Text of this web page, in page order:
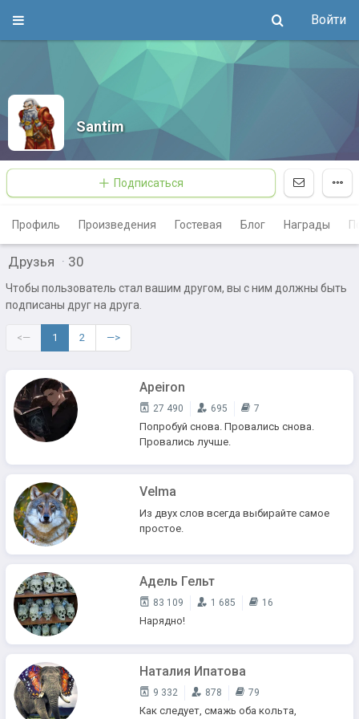
Войти
Santim
Подписаться
Профиль Произведения Гостевая Блог Награды
Друзья · 30
Чтобы пользователь стал вашим другом, вы с ним должны быть
подписаны друг на друга.
<— 1 2 —>
Apeiron
27 490 695 7
Попробуй снова. Провались снова.
Провались лучше.
Velma
Из двух слов всегда выбирайте самое
простое.
Адель Гельт
83 109 1 685 16
Нарядно!
Наталия Ипатова
9 332 878 79
Как следует, смажь оба кольта,